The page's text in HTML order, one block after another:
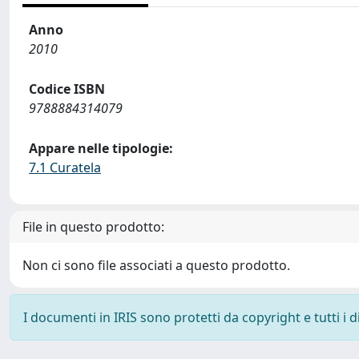
Anno
2010
Codice ISBN
9788884314079
Appare nelle tipologie:
7.1 Curatela
File in questo prodotto:
Non ci sono file associati a questo prodotto.
I documenti in IRIS sono protetti da copyright e tutti i